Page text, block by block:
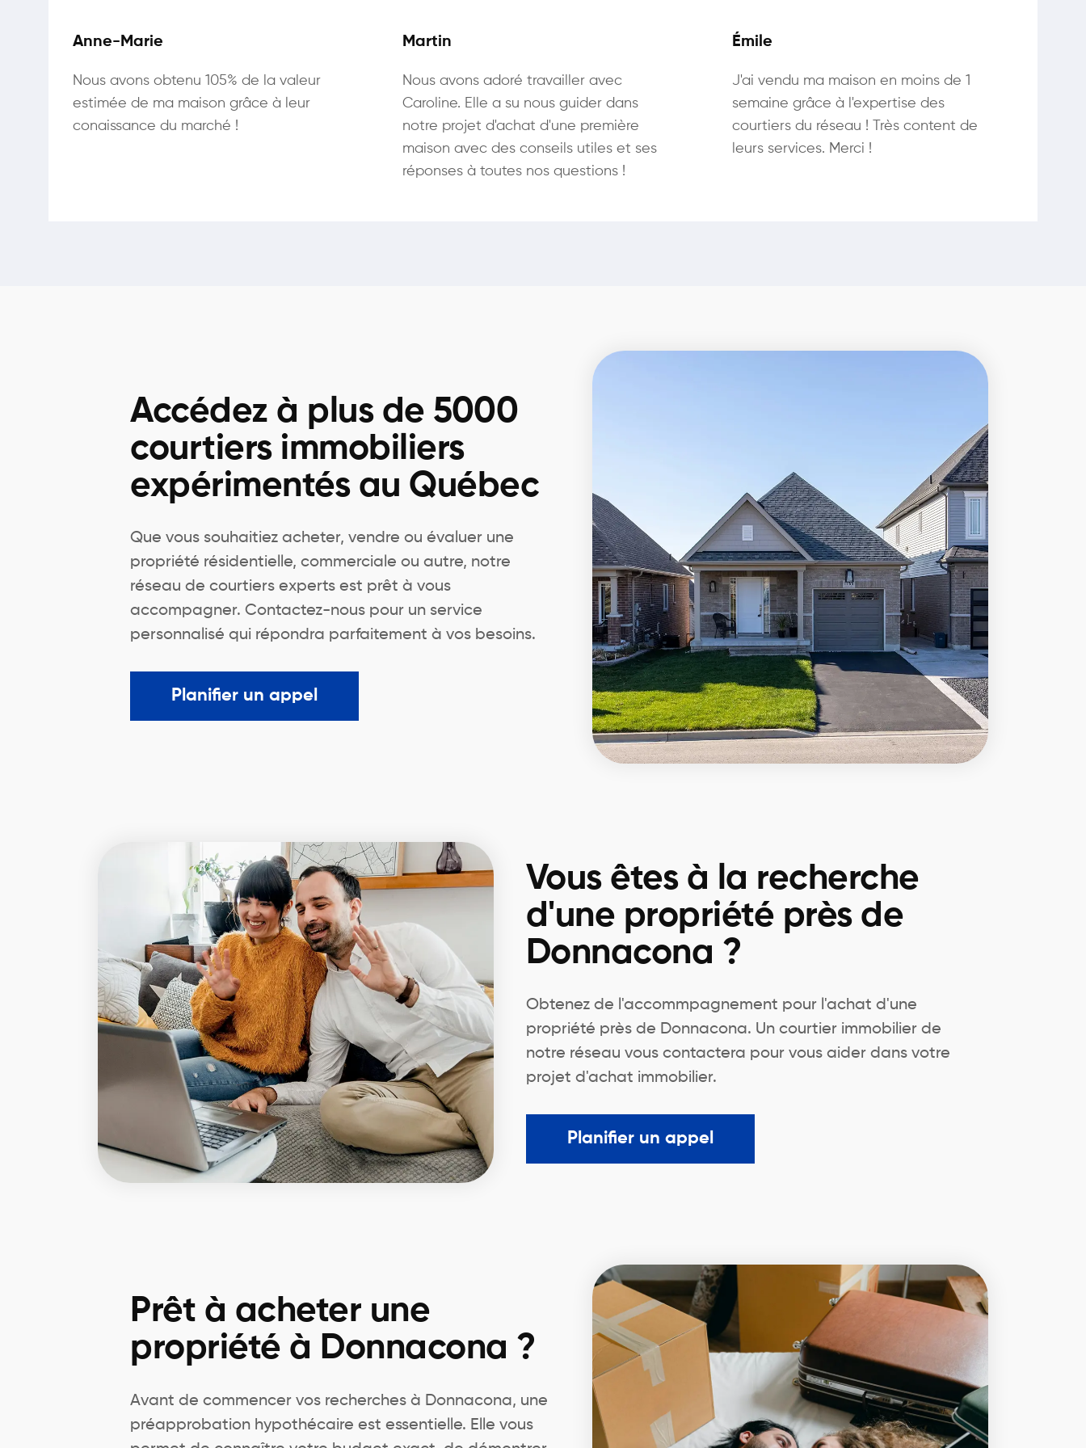
Anne-Marie
Nous avons obtenu 105% de la valeur
estimée de ma maison grâce à leur
conaissance du marché !
Martin
Nous avons adoré travailler avec
Caroline. Elle a su nous guider dans
notre projet d'achat d'une première
maison avec des conseils utiles et ses
réponses à toutes nos questions !
Émile
J'ai vendu ma maison en moins de 1
semaine grâce à l'expertise des
courtiers du réseau ! Très content de
leurs services. Merci !
Accédez à plus de 5000
courtiers immobiliers
expérimentés au Québec
Que vous souhaitiez acheter, vendre ou évaluer une
propriété résidentielle, commerciale ou autre, notre
réseau de courtiers experts est prêt à vous
accompagner. Contactez-nous pour un service
personnalisé qui répondra parfaitement à vos besoins.
Planifier un appel
Vous êtes à la recherche
d'une propriété près de
Donnacona ?
Obtenez de l'accommpagnement pour l'achat d'une
propriété près de Donnacona. Un courtier immobilier de
notre réseau vous contactera pour vous aider dans votre
projet d'achat immobilier.
Planifier un appel
Prêt à acheter une
propriété à Donnacona ?
Avant de commencer vos recherches à Donnacona, une
préapprobation hypothécaire est essentielle. Elle vous